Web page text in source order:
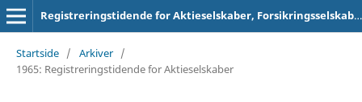
Registreringstidende for Aktieselskaber, Forsikringsselskaber og Foreninger
Startside / Arkiver /
1965: Registreringstidende for Aktieselskaber